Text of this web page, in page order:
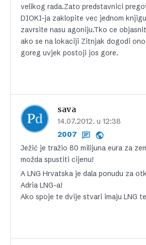
velikog rada.Zato predstavnici
DIOKI-ja zaklopite vec jednom
zavrsite nasu agoniju.Tko ce
ako se na lokaciji Zitnjak dogodi
goreg uvjek postoji jos gore.
sava
14.07.2012. u 12:38
2007
Ježić je tražio 80 milijuna eura za
možda spustiti cijenu!
A LNG Hrvatska je dala ponudu za
Adria LNG-a!
Ako spoje te dvije stvari imaju LNG